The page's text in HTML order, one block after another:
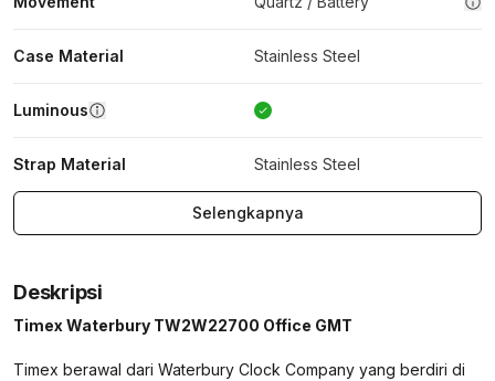
Case Material Stainless Steel
Luminous
Strap Material Stainless Steel
Selengkapnya
Deskripsi
Timex Waterbury TW2W22700 Office GMT
Timex berawal dari Waterbury Clock Company yang berdiri di